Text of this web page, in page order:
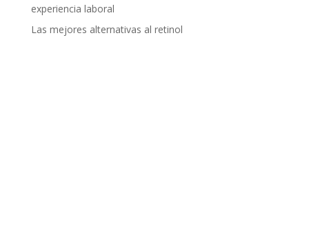
experiencia laboral
Las mejores alternativas al retinol